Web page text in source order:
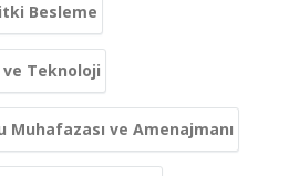
Besleme
Teknoloji
Muhafazası ve Amenajmanı